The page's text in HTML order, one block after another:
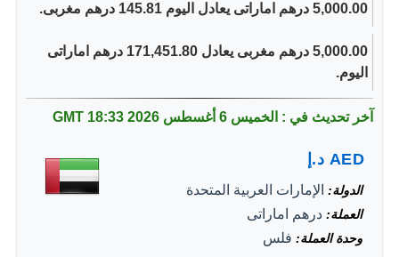
5,000.00 درهم اماراتى يعادل اليوم 145.81 درهم مغربى.
5,000.00 درهم مغربى يعادل 171,451.80 درهم اماراتى
اليوم.
آخر تحديث في : الخميس 6 أغسطس 2026 18:33 GMT
AED د.إ
الدولة الإمارات العربية المتحدة
العملة درهم اماراتى
وحدة العملة فلس